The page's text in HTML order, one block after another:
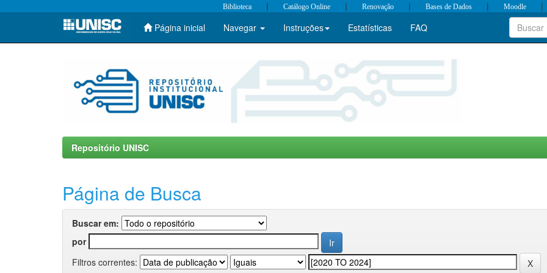
Skip
Biblioteca | Catálogo Online | Renovação | Bases de Dados | Moodle |
Página inicial Navegar Instruções Estatísticas FAQ
Repositório UNISC
Página de Busca
Buscar em:
por
Filtros correntes: